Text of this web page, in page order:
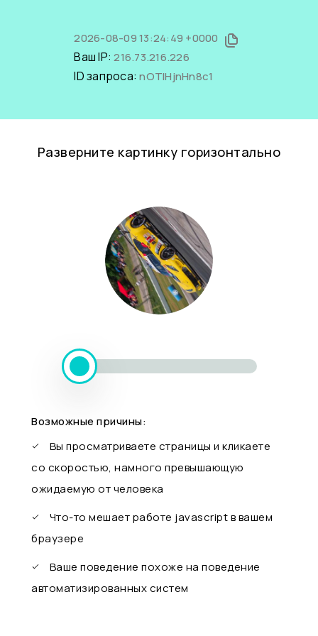
2026-08-09 13:24:49 +0000
Ваш IP:216.73.216.226
ID запроса:nOTIHjnHn8c1
Разверните картинку горизонтально
Возможные причины:
Вы просматриваете страницы и кликаете
со скоростью, намного превышающую
ожидаемую от человека
Что-то мешает работе javascript в вашем
браузере
Ваше поведение похоже на поведение
автоматизированных систем